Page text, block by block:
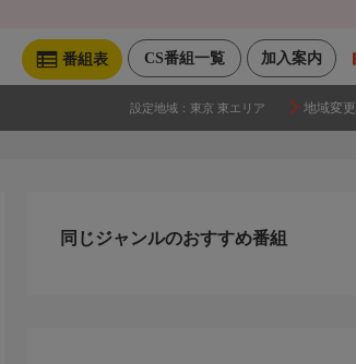
加入案内
CS番組一覧
番組表
設定地域： 東京 東エリア 地域変更
同じジャンルのおすすめ番組